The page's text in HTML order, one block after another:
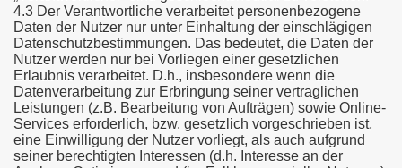
4.3 Der Verantwortliche verarbeitet personenbezogene
Daten der Nutzer nur unter Einhaltung der einschlägigen
Datenschutzbestimmungen. Das bedeutet, die Daten der
Nutzer werden nur bei Vorliegen einer gesetzlichen
Erlaubnis verarbeitet. D.h., insbesondere wenn die
Datenverarbeitung zur Erbringung seiner vertraglichen
Leistungen (z.B. Bearbeitung von Aufträgen) sowie Online-
Services erforderlich, bzw. gesetzlich vorgeschrieben ist,
eine Einwilligung der Nutzer vorliegt, als auch aufgrund
seiner berechtigten Interessen (d.h. Interesse an der